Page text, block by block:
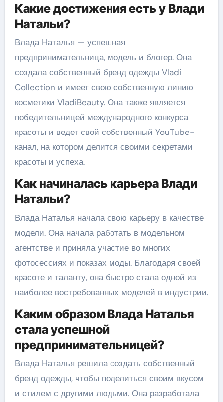
Какие достижения есть у Влади
Натальи?
Влада Наталья — успешная
предпринимательница, модель и блогер. Она
создала собственный бренд одежды Vladi
Collection и имеет свою собственную линию
косметики VladiBeauty. Она также является
победительницей международного конкурса
красоты и ведет свой собственный YouTube-
канал, на котором делится своими секретами
красоты и успеха.
Как начиналась карьера Влади
Натальи?
Влада Наталья начала свою карьеру в качестве
модели. Она начала работать в модельном
агентстве и приняла участие во многих
фотосессиях и показах моды. Благодаря своей
красоте и таланту, она быстро стала одной из
наиболее востребованных моделей в индустрии.
Каким образом Влада Наталья
стала успешной
предпринимательницей?
Влада Наталья решила создать собственный
бренд одежды, чтобы поделиться своим вкусом
и стилем с другими людьми. Она разработала